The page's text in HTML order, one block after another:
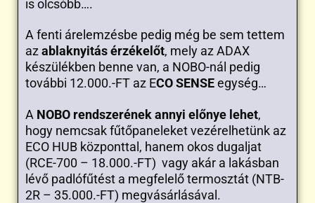
is olcsóbb….
A fenti árelemzésbe pedig még be sem tettem
azablaknyitás érzékelőt, mely az ADAX
készülékben benne van, a NOBO-nál pedig
további 12.000.-FT az ECO SENSEegység…
A NOBO rendszerének annyi előnye lehet,
hogy nemcsak fűtőpaneleket vezérelhetünk az
ECO HUB központtal, hanem okos dugaljat
(RCE-700 – 18.000.-FT) vagy akár a lakásban
lévő padlófűtést a megfelelő termosztát (NTB-
2R – 35.000.-FT) megvásárlásával.